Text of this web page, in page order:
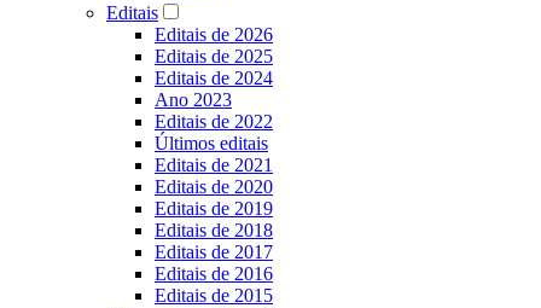
Editais
Editais de 2026
Editais de 2025
Editais de 2024
Ano 2023
Editais de 2022
Últimos editais
Editais de 2021
Editais de 2020
Editais de 2019
Editais de 2018
Editais de 2017
Editais de 2016
Editais de 2015